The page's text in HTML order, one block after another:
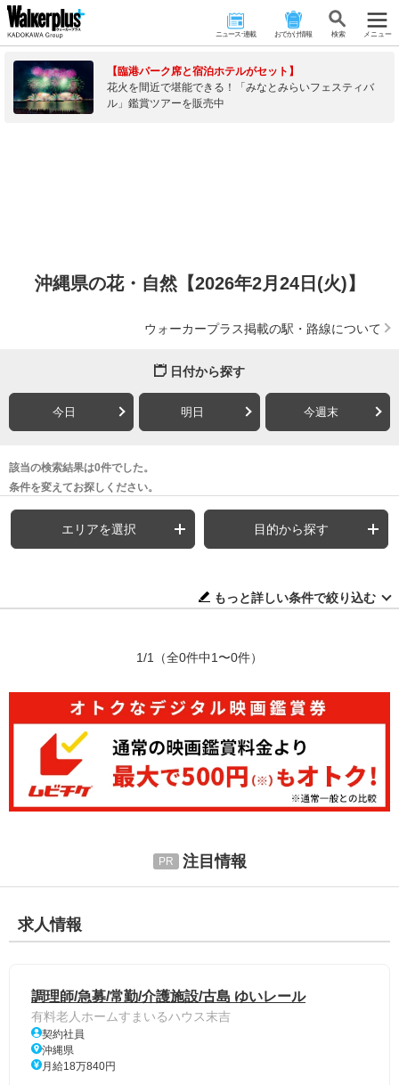
ニュース･連載 おでかけ情報 検 索 メニュー
【臨港パーク席と宿泊ホテルがセット】
花火を間近で堪能できる！「みなとみらいフェスティバ
ル」鑑賞ツアーを販売中
沖縄県の花・自然【2026年2月24日(火)】
ウォーカープラス掲載の駅・路線について
日付から探す
今日 明日 今週末
該当の検索結果は0件でした。
条件を変えてお探しください。
エリアを選択 目的から探す
もっと詳しい条件で絞り込む
1/1 （全0件中1〜0件）
注目情報
求人情報
調理師/急募/常勤/介護施設/古島 ゆいレール
有料老人ホームすまいるハウス末吉
契約社員
沖縄県
月給18万840円